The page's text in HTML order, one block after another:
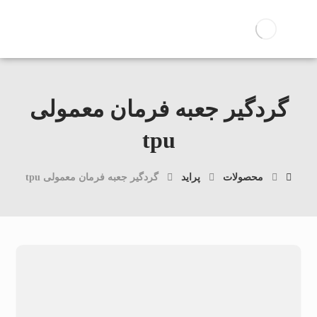
گردگیر جعبه فرمان معمولی
tpu
محصولات پراید گردگیر جعبه فرمان معمولی tpu